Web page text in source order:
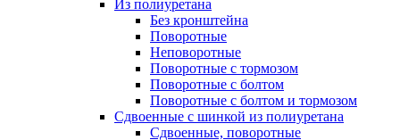
Из полиуретана
Без кронштейна
Поворотные
Неповоротные
Поворотные с тормозом
Поворотные с болтом
Поворотные с болтом и тормозом
Сдвоенные с шинкой из полиуретана
Сдвоенные, поворотные